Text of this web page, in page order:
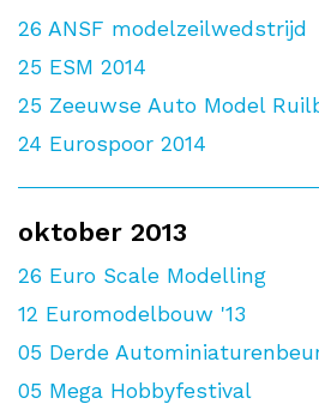
26 ANSF modelzeilwedstrijd
25 ESM 2014
25 Zeeuwse Auto Model
24 Eurospoor 2014
oktober 2013
26 Euro Scale Modelling
12 Euromodelbouw '13
05 Derde
05 Mega Hobbyfestival